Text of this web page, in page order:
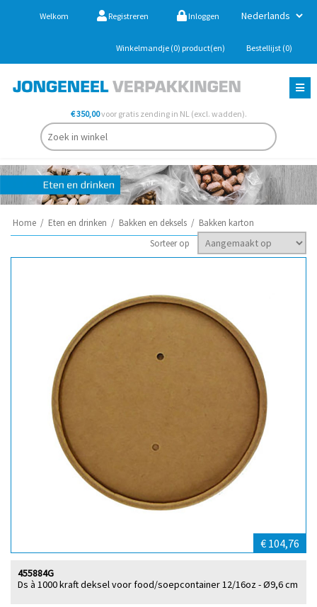
Welkom Registreren Inloggen
Winkelmandje (0) product(en) Bestellijst (0)
€ 350,00voor gratis zending in NL (excl. wadden).
Home / Eten en drinken / Bakken en deksels / Bakken karton
Sorteer op
€ 104,76
Ds à 1000 kraft deksel voor food/soepcontainer 12/16oz - Ø9,6 cm
455884G